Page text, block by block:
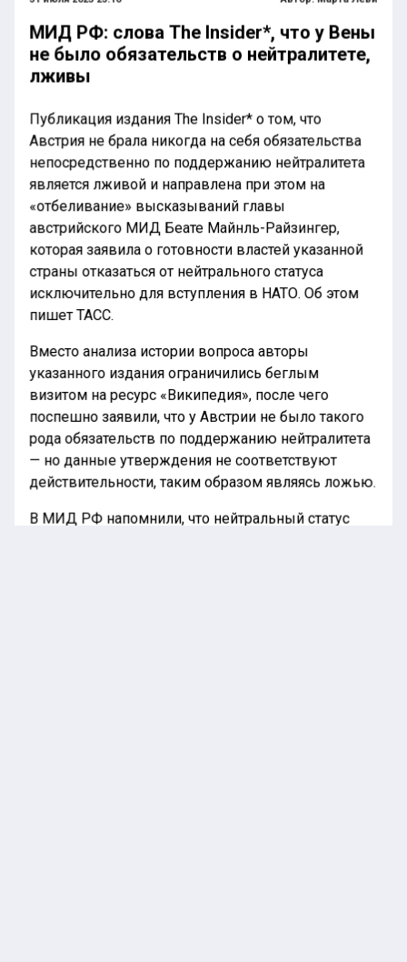
МИД РФ: слова The Insider*, что у Вены
не было обязательств о нейтралитете,
лживы
Публикация издания The Insider* о том, что
Австрия не брала никогда на себя обязательства
непосредственно по поддержанию нейтралитета
является лживой и направлена при этом на
«отбеливание» высказываний главы
австрийского МИД Беате Майнль-Райзингер,
которая заявила о готовности властей указанной
страны отказаться от нейтрального статуса
исключительно для вступления в НАТО. Об этом
пишет ТАСС.
Вместо анализа истории вопроса авторы
указанного издания ограничились беглым
визитом на ресурс «Википедия», после чего
поспешно заявили, что у Австрии не было такого
рода обязательств по поддержанию нейтралитета
— но данные утверждения не соответствуют
действительности, таким образом являясь ложью.
В МИД РФ напомнили, что нейтральный статус